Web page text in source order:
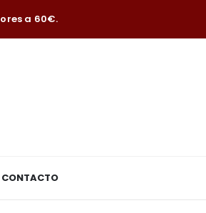
a 60€.
CONTACTO